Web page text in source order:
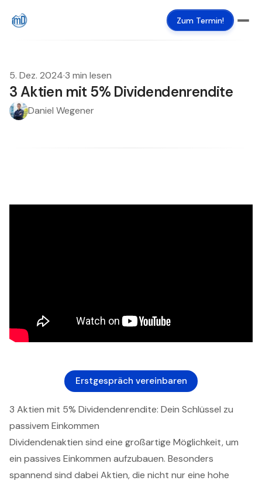
Zum Termin!
5. Dez. 2024·3 min lesen
3 Aktien mit 5% Dividendenrendite
Daniel Wegener
Erstgespräch vereinbaren
3 Aktien mit 5% Dividendenrendite: Dein Schlüssel zu
passivem Einkommen
Dividendenaktien sind eine großartige Möglichkeit, um
ein passives Einkommen aufzubauen. Besonders
spannend sind dabei Aktien, die nicht nur eine hohe